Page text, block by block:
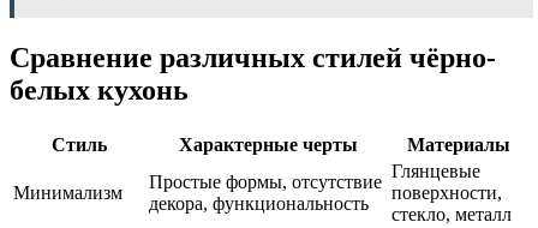
Сравнение различных стилей чёрно-
белых кухонь
Стиль Характерные черты Материалы
Минимализм
Простые формы, отсутствие
декора, функциональность
Глянцевые
поверхности,
стекло, металл